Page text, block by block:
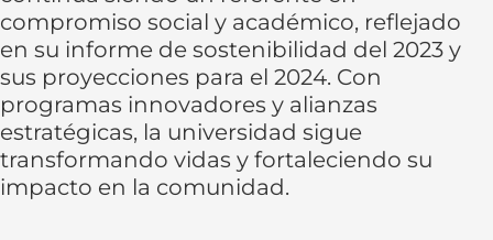
compromiso social y académico, reflejado
en su informe de sostenibilidad del 2023 y
sus proyecciones para el 2024. Con
programas innovadores y alianzas
estratégicas, la universidad sigue
transformando vidas y fortaleciendo su
impacto en la comunidad.